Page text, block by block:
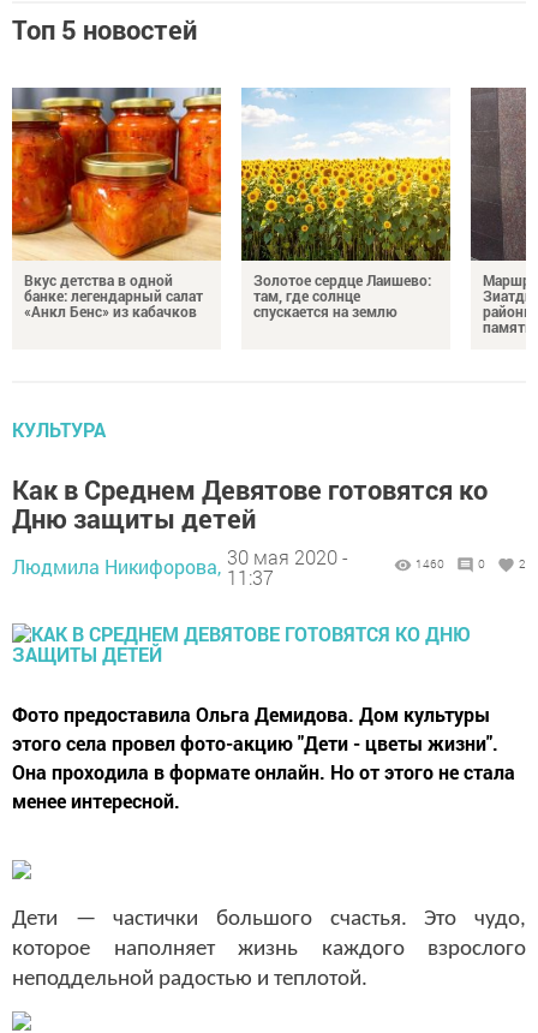
Топ 5 новостей
Вкус детства в одной
банке: легендарный салат
«Анкл Бенс» из кабачков
Золотое сердце Лаишево:
там, где солнце
спускается на землю
районы
память
КУЛЬТУРА
Как в Среднем Девятове готовятся ко
Дню защиты детей
Людмила Никифорова, 30 мая 2020 -
11:37
1460 0 2
Фото предоставила Ольга Демидова. Дом культуры
этого села провел фото-акцию "Дети - цветы жизни".
Она проходила в формате онлайн. Но от этого не стала
менее интересной.
Дети — частички большого счастья. Это чудо,
которое наполняет жизнь каждого взрослого
неподдельной радостью и теплотой.